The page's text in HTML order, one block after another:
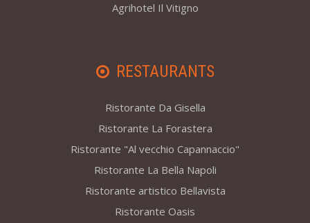
Agrihotel Il Vitigno
RESTAURANTS
Ristorante Da Gisella
Ristorante La Forastera
Ristorante "Al vecchio Capannaccio"
Ristorante La Bella Napoli
Ristorante artistico Bellavista
Ristorante Oasis